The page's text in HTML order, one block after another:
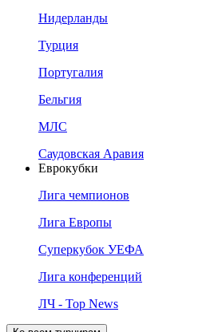
Нидерланды
Турция
Португалия
Бельгия
МЛС
Саудовская Аравия
Еврокубки
Лига чемпионов
Лига Европы
Суперкубок УЕФА
Лига конференций
ЛЧ - Top News